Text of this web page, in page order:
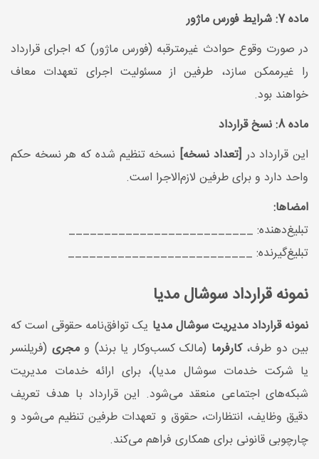
ماده 7: شرایط فورس ماژور
در صورت وقوع حوادث غیرمترقبه (فورس ماژور) که اجرای قرارداد
را غیرممکن سازد، طرفین از مسئولیت اجرای تعهدات معاف
خواهند بود.
ماده 8: نسخ قرارداد
این قرارداد در [تعداد نسخه] نسخه تنظیم شده که هر نسخه حکم
واحد دارد و برای طرفین لازم‌الاجرا است.
امضاها:
تبلیغ‌دهنده: __________________________
تبلیغ‌گیرنده: __________________________
نمونه قرارداد سوشال مدیا
نمونه قرارداد مدیریت سوشال مدیا یک توافق‌نامه حقوقی است که
بین دو طرف،کارفرما (مالک کسب‌وکار یا برند) ومجری (فریلنسر
یا شرکت خدمات سوشال مدیا)، برای ارائه خدمات مدیریت
شبکه‌های اجتماعی منعقد می‌شود. این قرارداد با هدف تعریف
دقیق وظایف، انتظارات، حقوق و تعهدات طرفین تنظیم می‌شود و
چارچوبی قانونی برای همکاری فراهم می‌کند.